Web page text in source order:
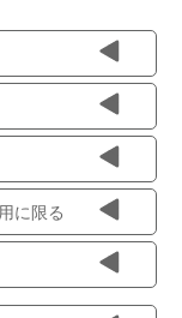
に限る